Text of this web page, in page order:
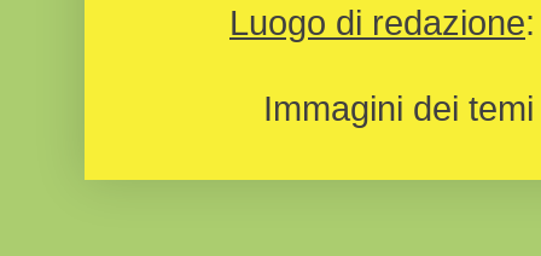
Luogo di redazione
Immagini dei